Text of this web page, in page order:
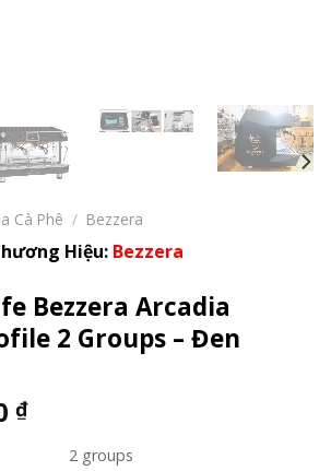
Cà Phê / Bezzera
Hiệu: Bezzera
Bezzera Arcadia
2 Groups – Đen
₫
2 groups